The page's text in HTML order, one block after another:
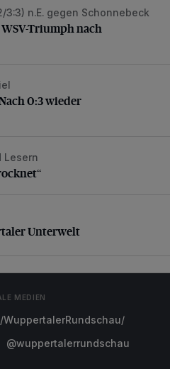
WSV-Triumph nach
n.E. gegen Schonnebeck
Triumph nach
0:3 wieder aufgestanden“
0:3 wieder
Lesern
Unterwelt
Unterwelt
MEDIEN
@wuppertalerrundschau